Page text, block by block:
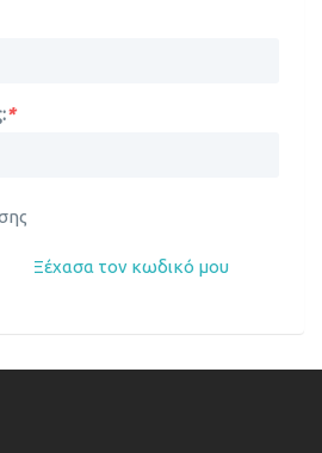
*
Ξέχασα τον κωδικό μου